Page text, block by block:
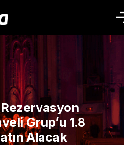
Grup’u 1.8
Alacak